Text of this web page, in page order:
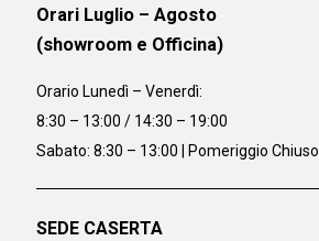
Orari Luglio – Agosto
(showroom e Officina)
Orario Lunedì – Venerdì:
8:30 – 13:00 / 14:30 – 19:00
Sabato: 8:30 – 13:00 | Pomeriggio Chiuso
SEDE CASERTA